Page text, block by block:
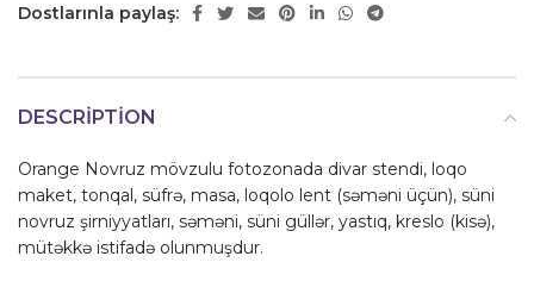
Dostlarınla paylaş:
DESCRIPTION
Orange Novruz mövzulu fotozonada divar stendi, loqo
maket, tonqal, süfrə, masa, loqolo lent (səməni üçün), süni
novruz şirniyyatları, səməni, süni güllər, yastıq, kreslo (kisə),
mütəkkə istifadə olunmuşdur.